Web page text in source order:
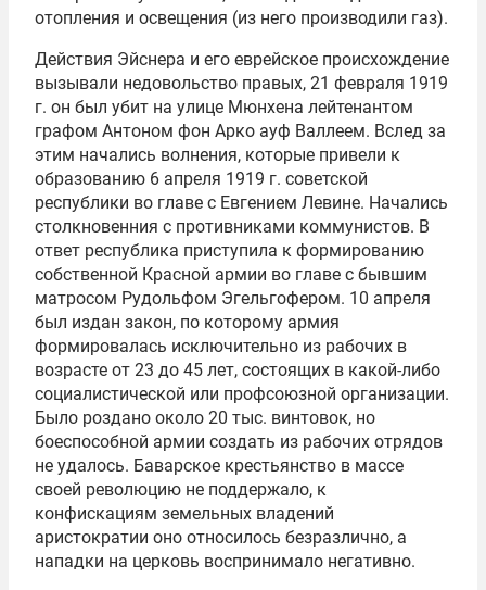
отопления и освещения (из него производили газ).
Действия Эйснера и его еврейское происхождение
вызывали недовольство правых, 21 февраля 1919
г. он был убит на улице Мюнхена лейтенантом
графом Антоном фон Арко ауф Валлеем. Вслед за
этим начались волнения, которые привели к
образованию 6 апреля 1919 г. советской
республики во главе с Евгением Левине. Начались
столкновенния с противниками коммунистов. В
ответ республика приступила к формированию
собственной Красной армии во главе с бывшим
матросом Рудольфом Эгельгофером. 10 апреля
был издан закон, по которому армия
формировалась исключительно из рабочих в
возрасте от 23 до 45 лет, состоящих в какой-либо
социалистической или профсоюзной организации.
Было роздано около 20 тыс. винтовок, но
боеспособной армии создать из рабочих отрядов
не удалось. Баварское крестьянство в массе
своей революцию не поддержало, к
конфискациям земельных владений
аристократии оно относилось безразлично, а
нападки на церковь воспринимало негативно.